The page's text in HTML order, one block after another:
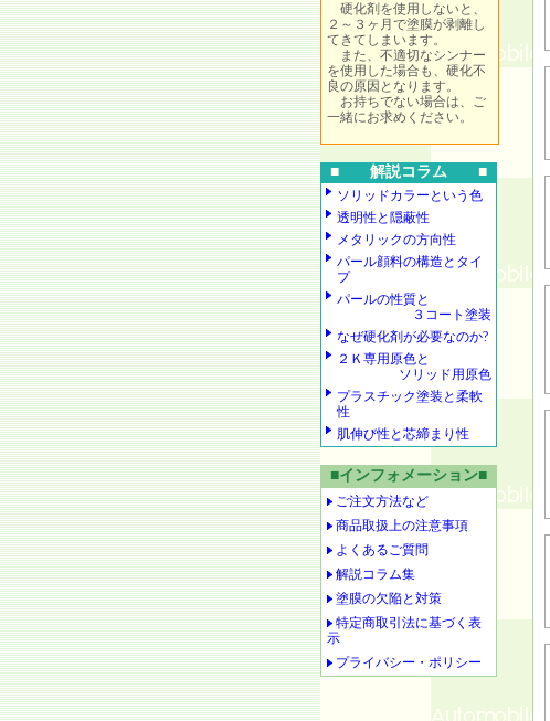
硬化剤を使用しないと、
２～３ヶ月で塗膜が剥離し
てきてしまいます。
また、不適切なシンナー
を使用した場合も、硬化不
良の原因となります。
お持ちでない場合は、ご
一緒にお求めください。
■ 解説コラム ■
ソリッドカラーという色
透明性と隠蔽性
メタリックの方向性
パール顔料の構造とタイ
プ
パールの性質と
３コート塗装
なぜ硬化剤が必要なのか?
２Ｋ専用原色と
ソリッド用原色
プラスチック塗装と柔軟
性
肌伸び性と芯締まり性
■インフォメーション■
ご注文方法など
商品取扱上の注意事項
よくあるご質問
解説コラム集
塗膜の欠陥と対策
特定商取引法に基づく表
示
プライバシー・ポリシー